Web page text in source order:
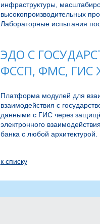
инфраструктуры,
высокопроизводительных
Лабораторные испытания
ЭДО С
ФССП, ФМС, ГИС
Платформа модулей для
взаимодействия с
данными с ГИС через
электронного
банка с любой
к спиcку